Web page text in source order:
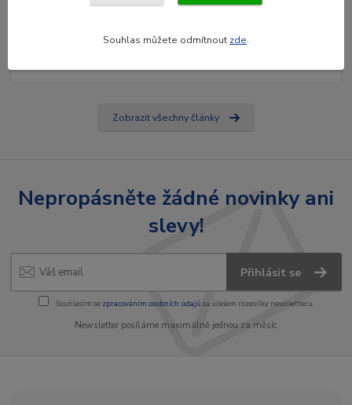
Revoluce v nočním řízení s Nuuk E-Line
značky, který nabízí vysoký dosah, homologaci E a vestavěné relé.
Zobrazit všechny články
Nepropásněte žádné novinky ani
slevy!
Přihlásit se
Souhlasím se zpracováním osobních údajůza účelem rozesílky newsletteru.
Newsletter posíláme maximálně jednou za měsíc
Souhlas můžete odmítnout zde.